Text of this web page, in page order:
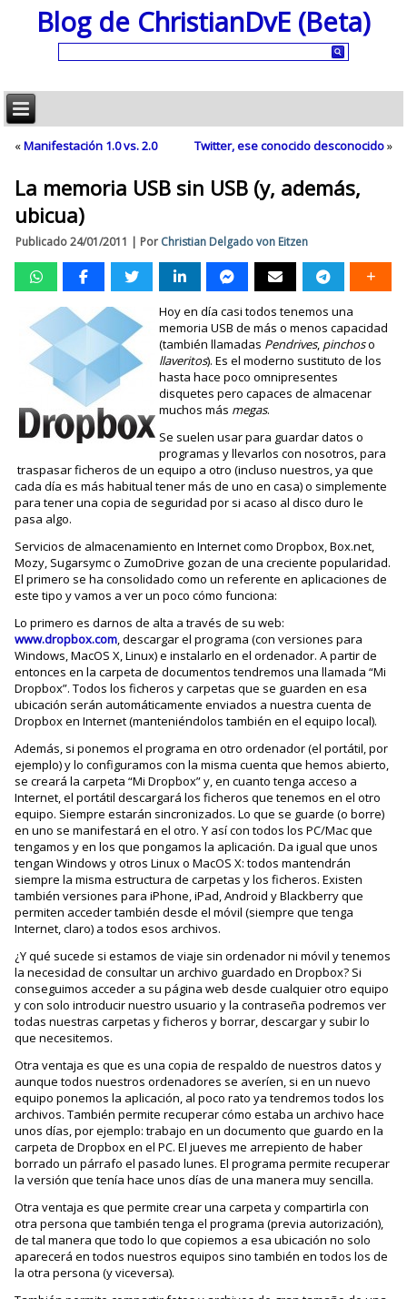
Blog de ChristianDvE (Beta)
«Manifestación 1.0 vs. 2.0 Twitter, ese conocido desconocido»
La memoria USB sin USB (y, además,
ubicua)
Publicado 24/01/2011 | Por Christian Delgado von Eitzen
Hoy en día casi todos tenemos una
memoria USB de más o menos capacidad
(también llamadas Pendrives, pinchoso
llaveritos). Es el moderno sustituto de los
hasta hace poco omnipresentes
disquetes pero capaces de almacenar
muchos más megas.
Se suelen usar para guardar datos o
programas y llevarlos con nosotros, para
traspasar ficheros de un equipo a otro (incluso nuestros, ya que
cada día es más habitual tener más de uno en casa) o simplemente
para tener una copia de seguridad por si acaso al disco duro le
pasa algo.
Servicios de almacenamiento en Internet como Dropbox, Box.net,
Mozy, Sugarsymc o ZumoDrive gozan de una creciente popularidad.
El primero se ha consolidado como un referente en aplicaciones de
este tipo y vamos a ver un poco cómo funciona:
Lo primero es darnos de alta a través de su web:
www.dropbox.com, descargar el programa (con versiones para
Windows, MacOS X, Linux) e instalarlo en el ordenador. A partir de
entonces en la carpeta de documentos tendremos una llamada “Mi
Dropbox”. Todos los ficheros y carpetas que se guarden en esa
ubicación serán automáticamente enviados a nuestra cuenta de
Dropbox en Internet (manteniéndolos también en el equipo local).
Además, si ponemos el programa en otro ordenador (el portátil, por
ejemplo) y lo configuramos con la misma cuenta que hemos abierto,
se creará la carpeta “Mi Dropbox” y, en cuanto tenga acceso a
Internet, el portátil descargará los ficheros que tenemos en el otro
equipo. Siempre estarán sincronizados. Lo que se guarde (o borre)
en uno se manifestará en el otro. Y así con todos los PC/Mac que
tengamos y en los que pongamos la aplicación. Da igual que unos
tengan Windows y otros Linux o MacOS X: todos mantendrán
siempre la misma estructura de carpetas y los ficheros. Existen
también versiones para iPhone, iPad, Android y Blackberry que
permiten acceder también desde el móvil (siempre que tenga
Internet, claro) a todos esos archivos.
¿Y qué sucede si estamos de viaje sin ordenador ni móvil y tenemos
la necesidad de consultar un archivo guardado en Dropbox? Si
conseguimos acceder a su página web desde cualquier otro equipo
y con solo introducir nuestro usuario y la contraseña podremos ver
todas nuestras carpetas y ficheros y borrar, descargar y subir lo
que necesitemos.
Otra ventaja es que es una copia de respaldo de nuestros datos y
aunque todos nuestros ordenadores se averíen, si en un nuevo
equipo ponemos la aplicación, al poco rato ya tendremos todos los
archivos. También permite recuperar cómo estaba un archivo hace
unos días, por ejemplo: trabajo en un documento que guardo en la
carpeta de Dropbox en el PC. El jueves me arrepiento de haber
borrado un párrafo el pasado lunes. El programa permite recuperar
la versión que tenía hace unos días de una manera muy sencilla.
Otra ventaja es que permite crear una carpeta y compartirla con
otra persona que también tenga el programa (previa autorización),
de tal manera que todo lo que copiemos a esa ubicación no solo
aparecerá en todos nuestros equipos sino también en todos los de
la otra persona (y viceversa).